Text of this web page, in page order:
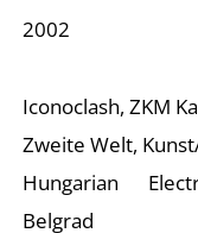
2002
Iconoclash, ZKM
Zweite Welt,
Hungarian
Belgrad